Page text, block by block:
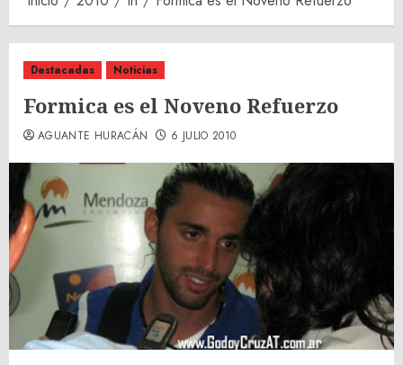
Destacadas Noticias
Formica es el Noveno Refuerzo
AGUANTE HURACÁN 6 JULIO 2010